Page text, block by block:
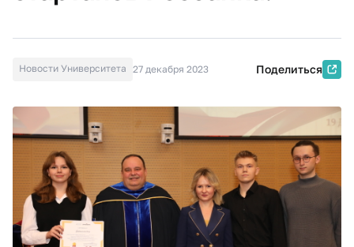
Новости Университета 27 декабря 2023 Поделиться